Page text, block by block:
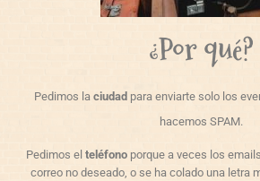
¿Por qué?
Pedimos la ciudad para enviarte solo los
hacemos SPAM.
Pedimos el teléfono porque a veces los
correo no deseado, o se ha colado una letra